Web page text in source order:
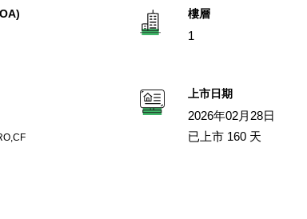
樓層
1
上市日期
2026年02月28日
已上市 160 天